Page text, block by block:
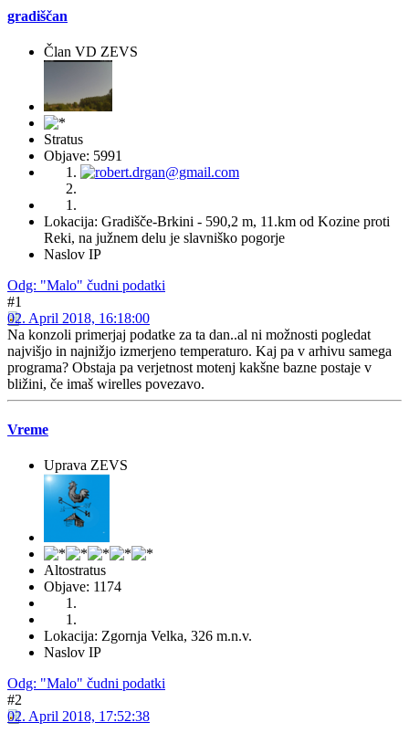
gradiščan
Član VD ZEVS
Stratus
Objave: 5991
Lokacija: Gradišče-Brkini - 590,2 m, 11.km od Kozine proti
Reki, na južnem delu je slavniško pogorje
Naslov IP
Odg: "Malo" čudni podatki
#1
02. April 2018, 16:18:00
Na konzoli primerjaj podatke za ta dan..al ni možnosti pogledat
najvišjo in najnižjo izmerjeno temperaturo. Kaj pa v arhivu samega
programa? Obstaja pa verjetnost motenj kakšne bazne postaje v
bližini, če imaš wirelles povezavo.
Vreme
Uprava ZEVS
Altostratus
Objave: 1174
Lokacija: Zgornja Velka, 326 m.n.v.
Naslov IP
Odg: "Malo" čudni podatki
#2
02. April 2018, 17:52:38